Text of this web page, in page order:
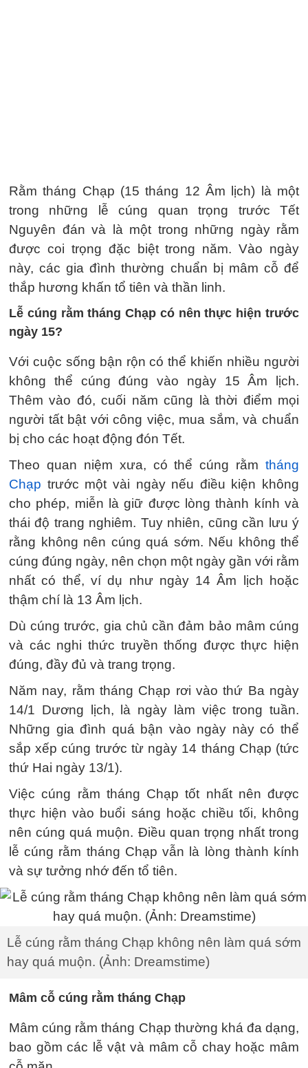
Rằm tháng Chạp (15 tháng 12 Âm lịch) là một
trong những lễ cúng quan trọng trước Tết
Nguyên đán và là một trong những ngày rằm
được coi trọng đặc biệt trong năm. Vào ngày
này, các gia đình thường chuẩn bị mâm cỗ để
thắp hương khấn tổ tiên và thần linh.
Lễ cúng rằm tháng Chạp có nên thực hiện trước
ngày 15?
Với cuộc sống bận rộn có thể khiến nhiều người
không thể cúng đúng vào ngày 15 Âm lịch.
Thêm vào đó, cuối năm cũng là thời điểm mọi
người tất bật với công việc, mua sắm, và chuẩn
bị cho các hoạt động đón Tết.
Theo quan niệm xưa, có thể cúng rằm tháng
Chạp trước một vài ngày nếu điều kiện không
cho phép, miễn là giữ được lòng thành kính và
thái độ trang nghiêm. Tuy nhiên, cũng cần lưu ý
rằng không nên cúng quá sớm. Nếu không thể
cúng đúng ngày, nên chọn một ngày gần với rằm
nhất có thể, ví dụ như ngày 14 Âm lịch hoặc
thậm chí là 13 Âm lịch.
Dù cúng trước, gia chủ cần đảm bảo mâm cúng
và các nghi thức truyền thống được thực hiện
đúng, đầy đủ và trang trọng.
Năm nay, rằm tháng Chạp rơi vào thứ Ba ngày
14/1 Dương lịch, là ngày làm việc trong tuần.
Những gia đình quá bận vào ngày này có thể
sắp xếp cúng trước từ ngày 14 tháng Chạp (tức
thứ Hai ngày 13/1).
Việc cúng rằm tháng Chạp tốt nhất nên được
thực hiện vào buổi sáng hoặc chiều tối, không
nên cúng quá muộn. Điều quan trọng nhất trong
lễ cúng rằm tháng Chạp vẫn là lòng thành kính
và sự tưởng nhớ đến tổ tiên.
Lễ cúng rằm tháng Chạp không nên làm quá sớm
hay quá muộn. (Ảnh: Dreamstime)
Mâm cỗ cúng rằm tháng Chạp
Mâm cúng rằm tháng Chạp thường khá đa dạng,
bao gồm các lễ vật và mâm cỗ chay hoặc mâm